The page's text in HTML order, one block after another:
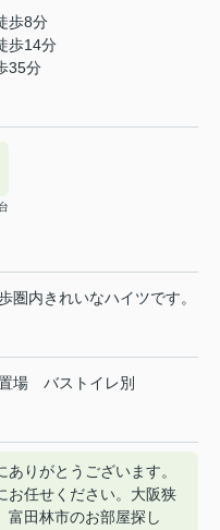
歩8分
歩14分
35分
圏内きれいなハイツです。
場 バストイレ別
りがとうございます。
お任せください。大阪狭
富田林市のお部屋探し